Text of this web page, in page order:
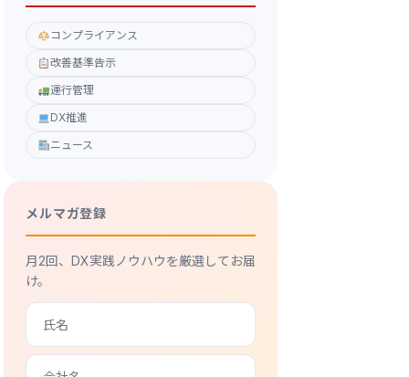
コンプライアンス
改善基準告示
運行管理
DX推進
ニュース
メルマガ登録
月2回、DX実践ノウハウを厳選してお届
け。